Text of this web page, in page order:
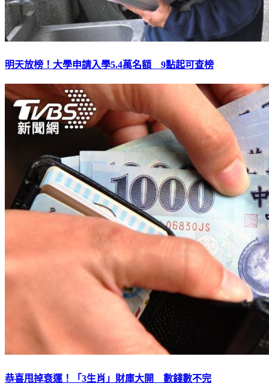
明天放榜！大學申請入學5.4萬名額 9點起可查榜
恭喜甩掉衰運！「3生肖」財庫大開 數錢數不完